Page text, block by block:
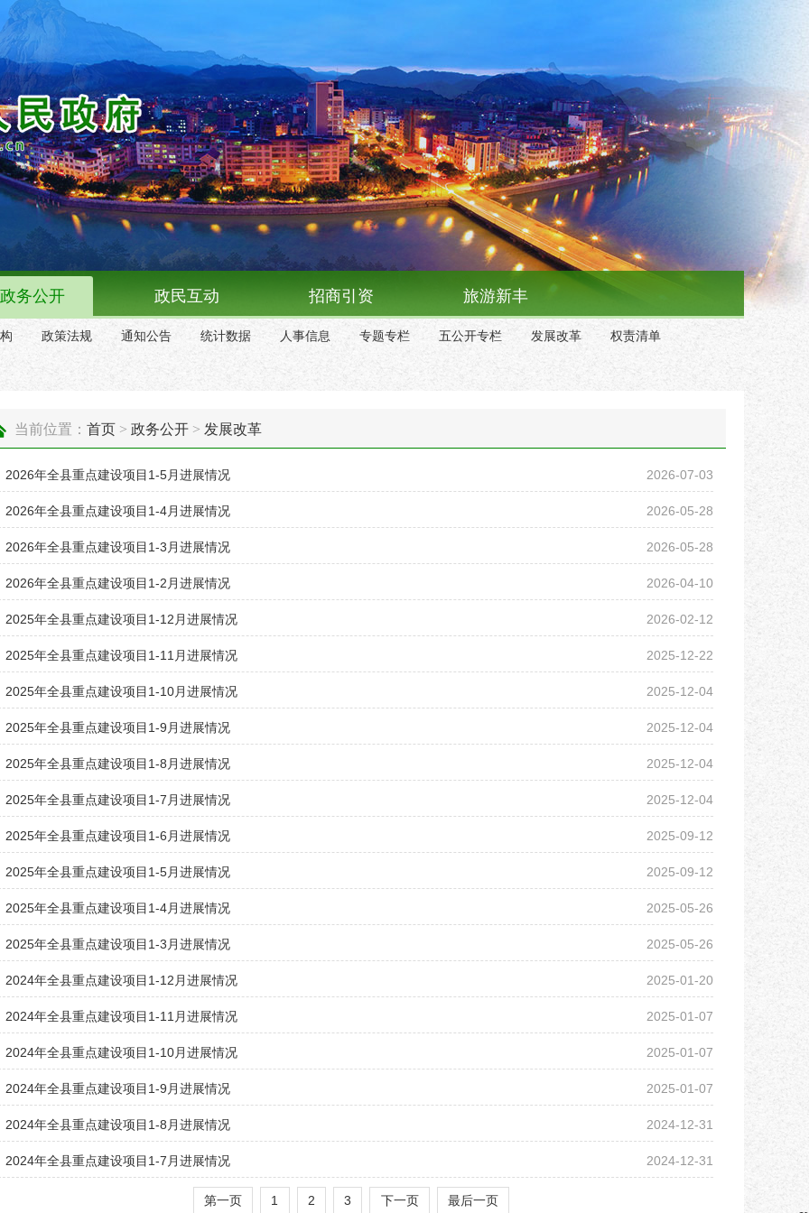
政务公开 政民互动 招商引资 旅游新丰
政策法规 通知公告 统计数据 人事信息 专题专栏 五公开专栏 发展改革 权责清单
当前位置： 首页 > 政务公开 > 发展改革
2026-07-03
2026年全县重点建设项目1-5月进展情况
2026-05-28
2026年全县重点建设项目1-4月进展情况
2026-05-28
2026年全县重点建设项目1-3月进展情况
2026-04-10
2026年全县重点建设项目1-2月进展情况
2026-02-12
2025年全县重点建设项目1-12月进展情况
2025-12-22
2025年全县重点建设项目1-11月进展情况
2025-12-04
2025年全县重点建设项目1-10月进展情况
2025-12-04
2025年全县重点建设项目1-9月进展情况
2025-12-04
2025年全县重点建设项目1-8月进展情况
2025-12-04
2025年全县重点建设项目1-7月进展情况
2025-09-12
2025年全县重点建设项目1-6月进展情况
2025-09-12
2025年全县重点建设项目1-5月进展情况
2025-05-26
2025年全县重点建设项目1-4月进展情况
2025-05-26
2025年全县重点建设项目1-3月进展情况
2025-01-20
2024年全县重点建设项目1-12月进展情况
2025-01-07
2024年全县重点建设项目1-11月进展情况
2025-01-07
2024年全县重点建设项目1-10月进展情况
2025-01-07
2024年全县重点建设项目1-9月进展情况
2024-12-31
2024年全县重点建设项目1-8月进展情况
2024-12-31
2024年全县重点建设项目1-7月进展情况
第一页 1 2 3 下一页 最后一页